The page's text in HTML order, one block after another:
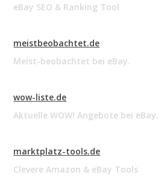
eBay SEO & Ranking Tool
meistbeobachtet.de
Meist-beobachtet bei eBay.
wow-liste.de
Aktuelle WOW! Angebote bei eBay.
marktplatz-tools.de
Clevere Amazon & eBay Tools